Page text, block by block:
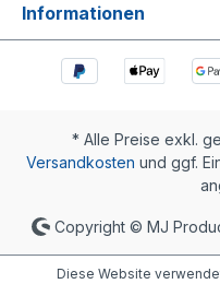
Informationen
* Alle Preise exkl.
Versandkosten und ggf.
Copyright © MJ
Diese Website